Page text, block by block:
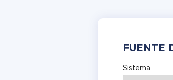
FUENTE
Sistema